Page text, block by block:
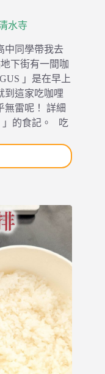
水寺
中同學帶我去
下街有一間咖
」是在早上
到這家吃咖哩
無雷呢！ 詳細
」的食記。 吃